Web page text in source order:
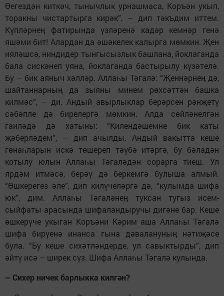
Өегездән киткәч, тынычлык урнашмаса, Коръән укып,
торакны чистартырга кирәк”, – дип тәкъдим иттем.
Күпләрнең фатирында үзләренә кадәр кемнәр генә
яшәми бит! Алардан да әшәкелек калырга мөмкин. Җен
ияләшсә, ниндидер тынгысызлык башлана, йоклаганда
бала сискәнеп уяна, йоклаганда бастырылу күзәтелә.
Бу – бик аяныч хәлләр. Аллаһы Тәгалә: “Җеннәрнең дә,
шайтаннарның да зыяны минем рөхсәттән башка
килмәс”, – ди. Андый авырлыклар берәрсен рәнҗетү
сәбәпле дә бирелергә мөмкин. Алда сөйләнелгән
гаиләдә дә хатыны: “Килендәшемне бик каты
җәберләдем”, – дип ачылды. Андый вакытта кеше
гөнаһларын искә төшереп тәүбә итәргә, бу бәладән
котылу юлын Аллаһы Тәгаләдән сорарга тиеш. Ул
ярдәм итмәсә, берәү дә беркемгә булыша алмый.
“Өшкерегез әле”, дип килүчеләргә дә, “кулымда шифа
юк”, дим. Аллаһы Тәгаләнең туксан тугыз исем-
сыйфаты арасында шифаландыручы дигәне бар. Кеше
өшкерүче укыган Коръәни Кәрим аша Аллаһы Тәгалә
шифа бирүенә инанса гына дәвалануның нәтиҗәсе
була. “Бу кеше сихәтләндерде, ул савыктырды”, дип
әйтү исә – ширек сүз. Шифа Аллаһы Тәгалә кулында.
– Сихер ничек барлыкка килгән?